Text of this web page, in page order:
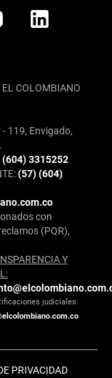
COLOMBIANO
- 119, Envigado,
(604) 3315252
(57) (604)
con
(PQR),
Y
judiciales:
PRIVACIDAD